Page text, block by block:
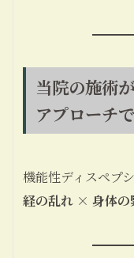
当院の施術
アプローチ
機能性ディスペプ
経の乱れ × 身体の